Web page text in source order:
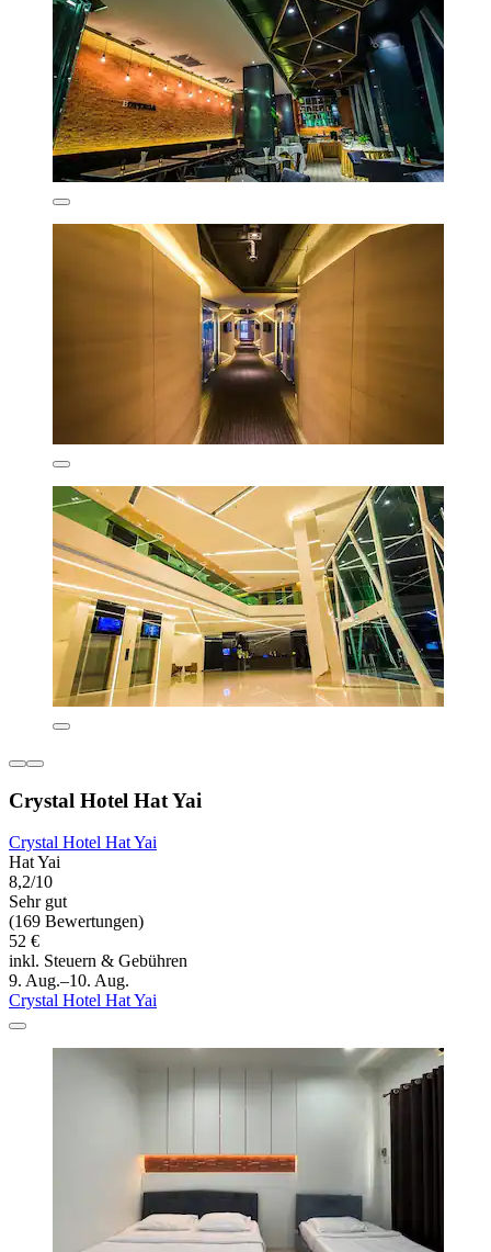
Crystal Hotel Hat Yai
Crystal Hotel Hat Yai
Hat Yai
8,2/10
Sehr gut
(169 Bewertungen)
52 €
inkl. Steuern & Gebühren
9. Aug.–10. Aug.
Crystal Hotel Hat Yai